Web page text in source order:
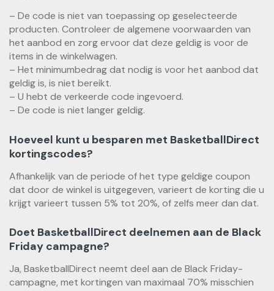
– De code is niet van toepassing op geselecteerde
producten. Controleer de algemene voorwaarden van
het aanbod en zorg ervoor dat deze geldig is voor de
items in de winkelwagen.
– Het minimumbedrag dat nodig is voor het aanbod dat
geldig is, is niet bereikt.
– U hebt de verkeerde code ingevoerd.
– De code is niet langer geldig.
Hoeveel kunt u besparen met BasketballDirect
kortingscodes?
Afhankelijk van de periode of het type geldige coupon
dat door de winkel is uitgegeven, varieert de korting die u
krijgt varieert tussen 5% tot 20%, of zelfs meer dan dat.
Doet BasketballDirect deelnemen aan de Black
Friday campagne?
Ja, BasketballDirect neemt deel aan de Black Friday-
campagne, met kortingen van maximaal 70% misschien